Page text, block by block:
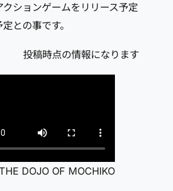
ションゲームをリリース予定
との事です。
投稿時点の情報になります
DOJO OF MOCHIKO